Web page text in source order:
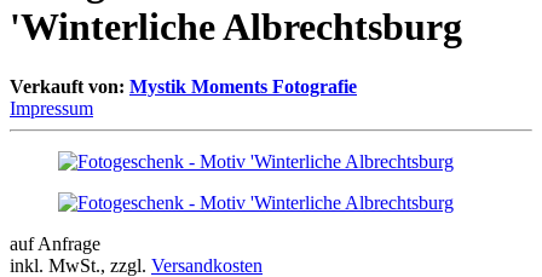
'Winterliche Albrechtsburg
Verkauft von: Mystik Moments Fotografie
Impressum
auf Anfrage
inkl. MwSt., zzgl. Versandkosten